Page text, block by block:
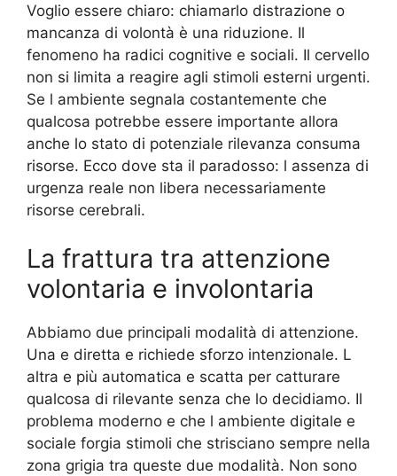
Voglio essere chiaro: chiamarlo distrazione o
mancanza di volontà è una riduzione. Il
fenomeno ha radici cognitive e sociali. Il cervello
non si limita a reagire agli stimoli esterni urgenti.
Se l ambiente segnala costantemente che
qualcosa potrebbe essere importante allora
anche lo stato di potenziale rilevanza consuma
risorse. Ecco dove sta il paradosso: l assenza di
urgenza reale non libera necessariamente
risorse cerebrali.
La frattura tra attenzione
volontaria e involontaria
Abbiamo due principali modalità di attenzione.
Una e diretta e richiede sforzo intenzionale. L
altra e più automatica e scatta per catturare
qualcosa di rilevante senza che lo decidiamo. Il
problema moderno e che l ambiente digitale e
sociale forgia stimoli che strisciano sempre nella
zona grigia tra queste due modalità. Non sono